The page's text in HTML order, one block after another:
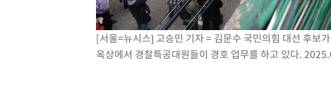
[서울=뉴시스] 고승민 기자 = 김문수 국민의힘 대선 후보
옥상에서 경찰특공대원들이 경호 업무를 하고 있다.